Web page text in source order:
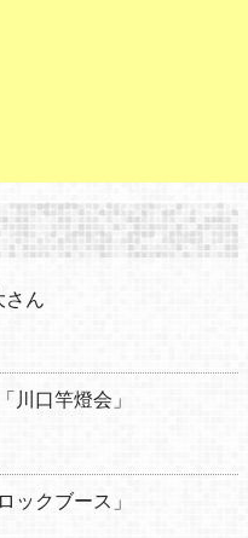
さん
川口竿燈会」
ックブース」